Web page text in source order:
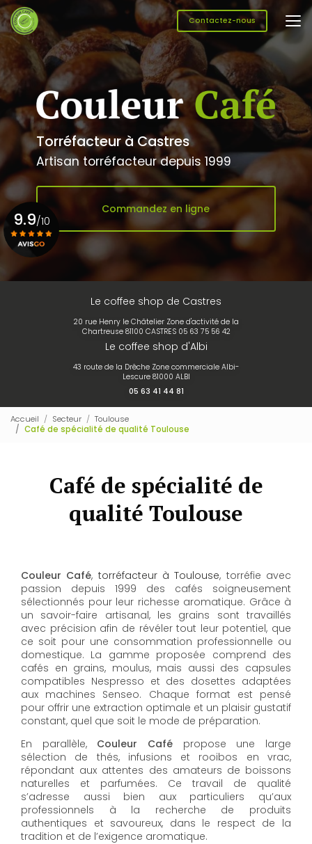
Aller
au
contenu
principal
Contactez-nous
Torréfacteur à Castres
Artisan torréfacteur depuis 1999
Commandez en ligne
Le coffee shop de Castres
20 rue Henry le Châtelier Zone d'activité de la
Chartreuse 81100 CASTRES 05 63 75 56 42
Le coffee shop d'Albi
43 route de la Drêche Zone commerciale Albi-
Lescure 81000 ALBI
05 63 41 44 81
9.9/10
Accueil Secteur
Toulouse
Café de spécialité de qualité Toulouse
Café de spécialité de
qualité Toulouse
Couleur Café, torréfacteur à Toulouse, torréfie avec
passion depuis 1999 des cafés soigneusement
sélectionnés pour leur richesse aromatique. Grâce à
un savoir-faire artisanal, les grains sont travaillés
avec précision afin de révéler tout leur potentiel, que
ce soit pour une consommation professionnelle ou
domestique. La gamme proposée comprend des
cafés en grains, moulus, mais aussi des capsules
compatibles Nespresso et des dosettes adaptées
aux machines Senseo. Chaque format est pensé
pour offrir une extraction optimale et un plaisir gustatif
constant, quel que soit le mode de préparation.
En parallèle, Couleur Café propose une large
sélection de thés, infusions et rooibos en vrac,
répondant aux attentes des amateurs de boissons
naturelles et parfumées. Ce travail de qualité
s’adresse aussi bien aux particuliers qu’aux
professionnels à la recherche de produits
authentiques et savoureux, dans le respect de la
tradition et de l’exigence aromatique.